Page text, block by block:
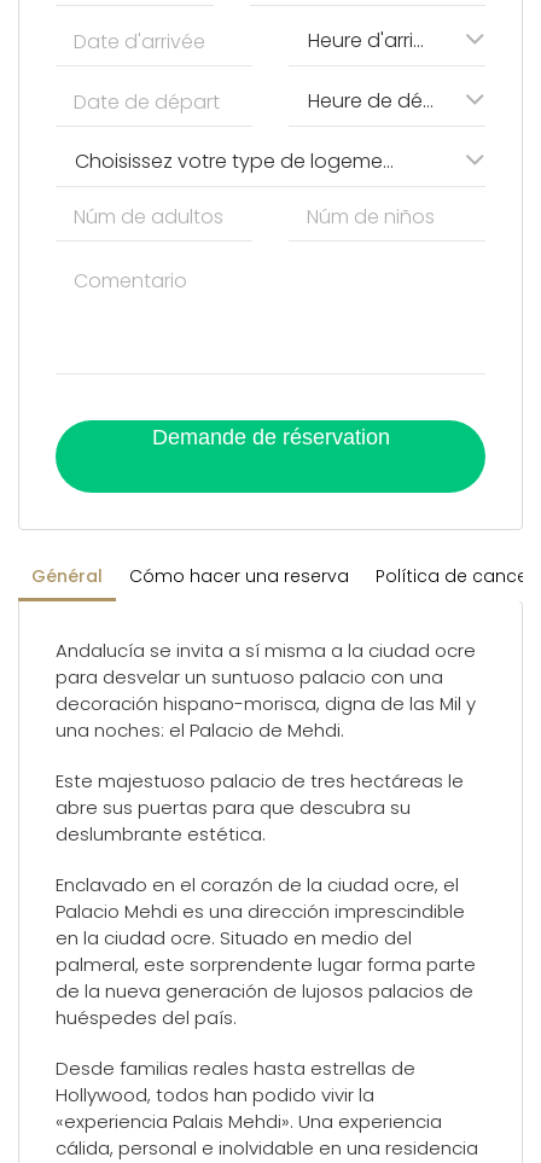
Général Cómo hacer una reserva Política de
Andalucía se invita a sí misma a la ciudad ocre
para desvelar un suntuoso palacio con una
decoración hispano-morisca, digna de las Mil y
una noches: el Palacio de Mehdi.
Este majestuoso palacio de tres hectáreas le
abre sus puertas para que descubra su
deslumbrante estética.
Enclavado en el corazón de la ciudad ocre, el
Palacio Mehdi es una dirección imprescindible
en la ciudad ocre. Situado en medio del
palmeral, este sorprendente lugar forma parte
de la nueva generación de lujosos palacios de
huéspedes del país.
Desde familias reales hasta estrellas de
Hollywood, todos han podido vivir la
«experiencia Palais Mehdi». Una experiencia
cálida, personal e inolvidable en una residencia
Heure d'arrivée
Heure de départ
Choisissez votre type de logement
Demande de réservation